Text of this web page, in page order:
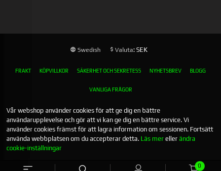
0
Swedish Valuta: SEK
FRAKT KÖPVILLKOR SÄKERHET OCH SEKRETESS NYHETSBREV BLOGG
VANLIGA FRÅGOR
Vår webshop använder cookies för att ge dig en bättre
användarupplevelse och gör att vi kan ge dig en bättre service. Vi
använder cookies främst för att lagra information om sessionen. Fortsätt
använda webbplatsen om du accepterar detta. Läs mer ellerändra
cookie-inställningar